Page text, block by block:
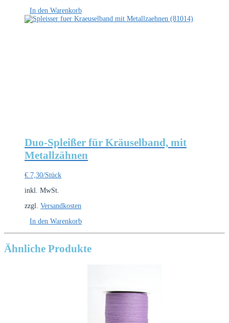
In den Warenkorb
Duo-Spleißer für Kräuselband, mit
Metallzähnen
€ 7,30/Stück
inkl. MwSt.
zzgl. Versandkosten
In den Warenkorb
Ähnliche Produkte